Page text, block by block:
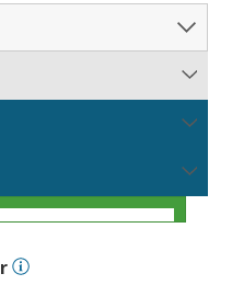
en se basant sur le
nos prix de gros ou
?